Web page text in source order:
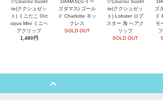
☆Coucou Suzet
te(ククシュゼッ
ト) ミニたこ Oct
opus Mini ミニヘ
アクリップ
1,480円
DAMAS(ルイー
ズダマス) ゴール
ド Charlotte ネッ
クレス
SOLD OUT
☆Coucou Suzet
te(ククシュゼッ
ト) Lobster ロブ
スター 海 ヘアク
リップ
SOLD OUT
ズ
ド
モ